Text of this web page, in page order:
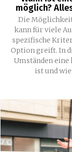
möglich?
Die
kann für viele
spezifische
Option greift. In
Umständen
ist und